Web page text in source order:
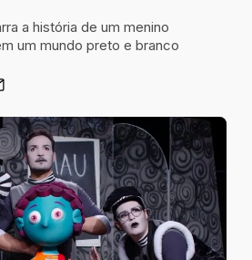
a história de um menino
um mundo preto e branco